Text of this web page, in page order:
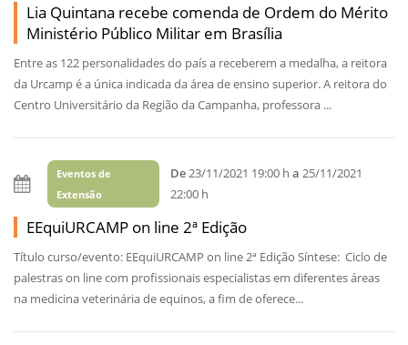
Lia Quintana recebe comenda de Ordem do Mérito
Ministério Público Militar em Brasília
Entre as 122 personalidades do país a receberem a medalha, a reitora
da Urcamp é a única indicada da área de ensino superior. A reitora do
Centro Universitário da Região da Campanha, professora ...
Eventos de
Extensão
De23/11/2021 19:00 ha 25/11/2021
22:00 h
EEquiURCAMP on line 2ª Edição
Título curso/evento: EEquiURCAMP on line 2ª Edição Síntese: Ciclo de
palestras on line com profissionais especialistas em diferentes áreas
na medicina veterinária de equinos, a fim de oferece...